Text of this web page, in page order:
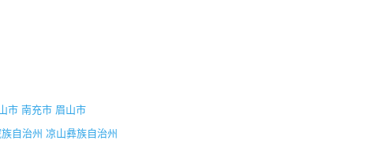
市 南充市 眉山市
自治州 凉山彝族自治州